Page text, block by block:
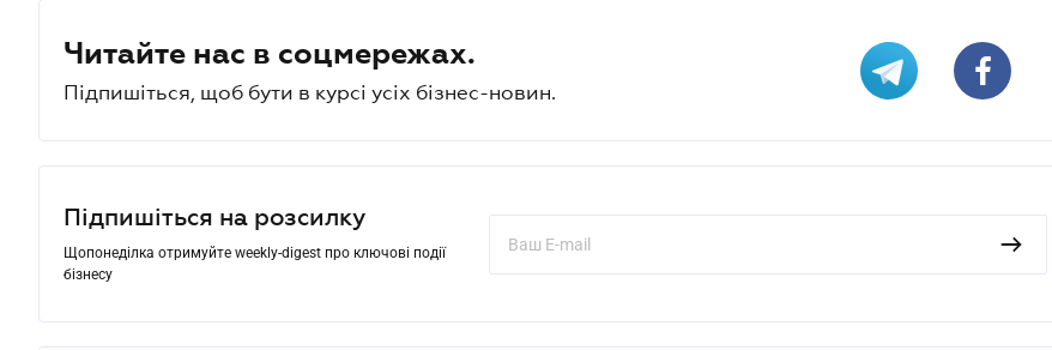
Читайте нас в соцмережах.
Підпишіться, щоб бути в курсі усіх бізнес-новин.
Підпишіться на розсилку
Щопонеділка отримуйте weekly-digest про ключові події
бізнесу